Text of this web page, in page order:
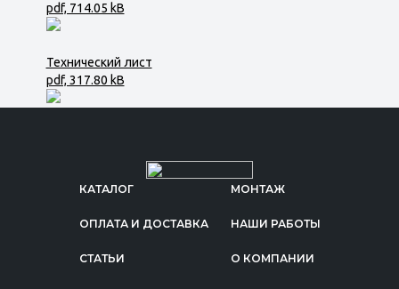
pdf, 714.05 kB
Технический лист
pdf, 317.80 kB
КАТАЛОГ МОНТАЖ
ОПЛАТА И ДОСТАВКА НАШИ РАБОТЫ
СТАТЬИ О КОМПАНИИ